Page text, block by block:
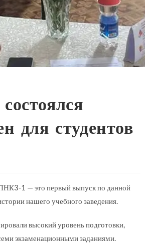
для студентов
1 — это первый выпуск по данной
нашего учебного заведения.
высокий уровень подготовки,
экзаменационными заданиями.